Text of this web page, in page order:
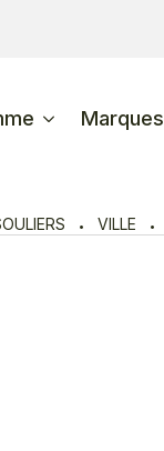
Marques
VILLE